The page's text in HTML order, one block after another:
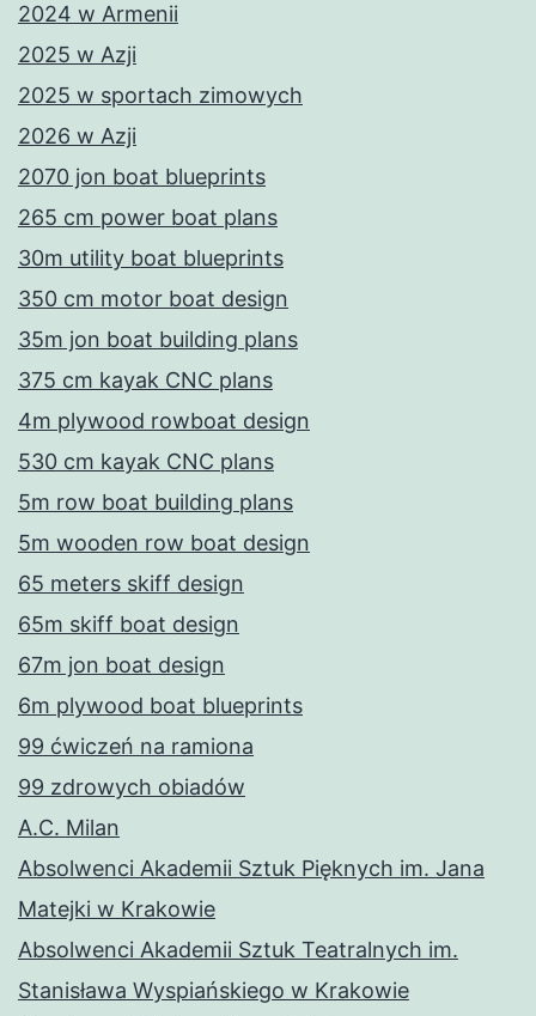
2024 w Armenii
2025 w Azji
2025 w sportach zimowych
2026 w Azji
2070 jon boat blueprints
265 cm power boat plans
30m utility boat blueprints
350 cm motor boat design
35m jon boat building plans
375 cm kayak CNC plans
4m plywood rowboat design
530 cm kayak CNC plans
5m row boat building plans
5m wooden row boat design
65 meters skiff design
65m skiff boat design
67m jon boat design
6m plywood boat blueprints
99 ćwiczeń na ramiona
99 zdrowych obiadów
A.C. Milan
Absolwenci Akademii Sztuk Pięknych im. Jana
Matejki w Krakowie
Absolwenci Akademii Sztuk Teatralnych im.
Stanisława Wyspiańskiego w Krakowie